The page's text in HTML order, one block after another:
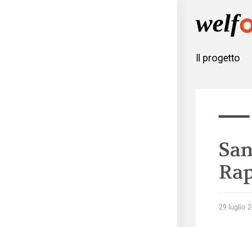
Il progetto
29 luglio